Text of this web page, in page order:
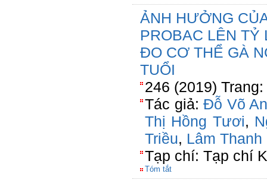
ẢNH HƯỞNG
PROBAC LÊN TỶ
ĐO CƠ THỂ GÀ
TUỔI
246 (2019)
Tác giả:Đỗ Võ
Thị Hồng Tươi,
Triều, Lâm Thanh
Tạp chí: Tạp chí
Tóm tắt